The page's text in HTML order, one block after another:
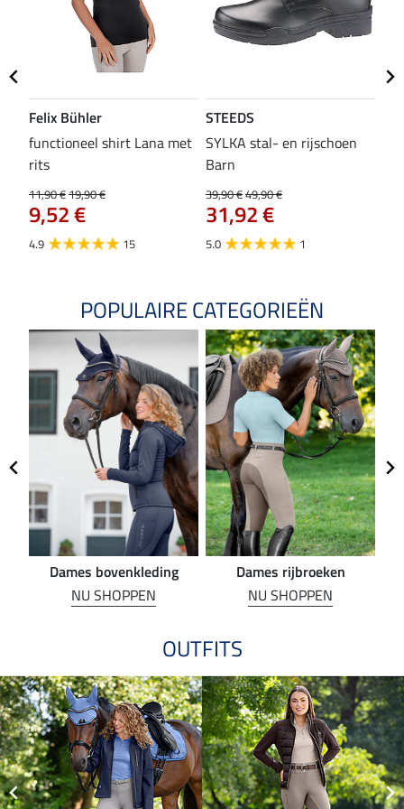
Felix Bühler
functioneel shirt Lana met
rits
11,90 €19,90 €
9,52 €
4.9 15
STEEDS
SYLKA stal- en rijschoen
Barn
39,90 €49,90 €
31,92 €
5.0 1
POPULAIRE CATEGORIEËN
Dames bovenkleding
NU SHOPPEN
Dames rijbroeken
NU SHOPPEN
OUTFITS